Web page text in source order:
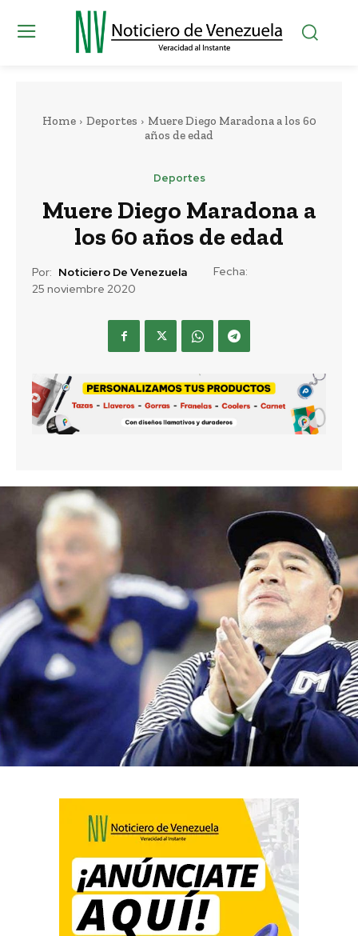
Home Deportes
Muere Diego Maradona a los 60
años de edad
Deportes
Muere Diego Maradona a
los 60 años de edad
Por: Noticiero De Venezuela
Fecha:
25 noviembre 2020